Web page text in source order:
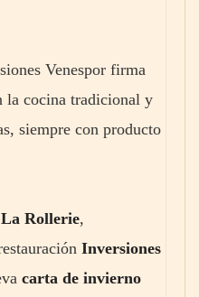
Venespor firma
la cocina tradicional y
siempre con producto
La Rollerie,
Inversiones
carta de invierno